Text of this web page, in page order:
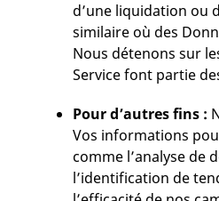
d’une liquidation ou
similaire où des
Nous détenons sur
Service font partie
Pour d’autres fins :
Vos informations
comme l’analyse de
l’identification de